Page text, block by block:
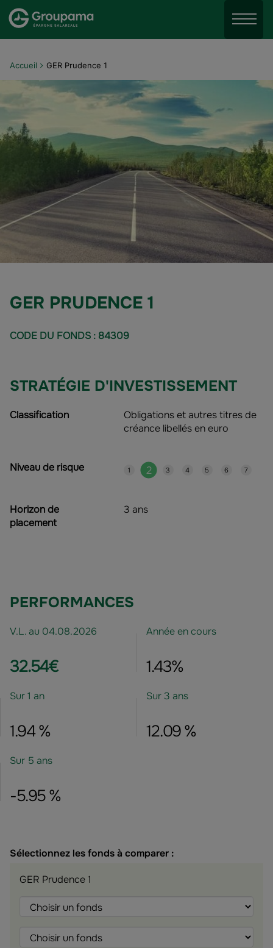
Aller au menu
Aller au contenu
Menu
Accueil GER Prudence 1
GER PRUDENCE 1
CODE DU FONDS : 84309
STRATÉGIE D'INVESTISSEMENT
Classification
Obligations et autres titres de
créance libellés en euro
Niveau de risque 1 2 3 4 5 6 7
Horizon de
placement
3 ans
PERFORMANCES
V.L. au 04.08.2026
32.54€
Année en cours
1.43%
Sur 1 an
1.94 %
Sur 3 ans
12.09 %
Sur 5 ans
-5.95 %
Sélectionnez les fonds à comparer :
GER Prudence 1